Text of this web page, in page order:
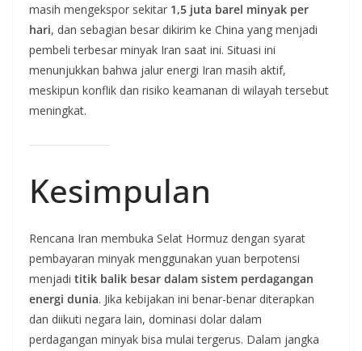
masih mengekspor sekitar 1,5 juta barel minyak per
hari, dan sebagian besar dikirim ke China yang menjadi
pembeli terbesar minyak Iran saat ini. Situasi ini
menunjukkan bahwa jalur energi Iran masih aktif,
meskipun konflik dan risiko keamanan di wilayah tersebut
meningkat.
Kesimpulan
Rencana Iran membuka Selat Hormuz dengan syarat
pembayaran minyak menggunakan yuan berpotensi
menjadi titik balik besar dalam sistem perdagangan
energi dunia. Jika kebijakan ini benar-benar diterapkan
dan diikuti negara lain, dominasi dolar dalam
perdagangan minyak bisa mulai tergerus. Dalam jangka